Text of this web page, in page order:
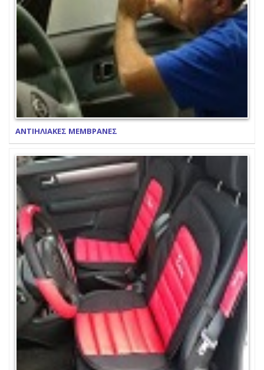
ΑΝΤΙΗΛΙΑΚΕΣ ΜΕΜΒΡΑΝΕΣ